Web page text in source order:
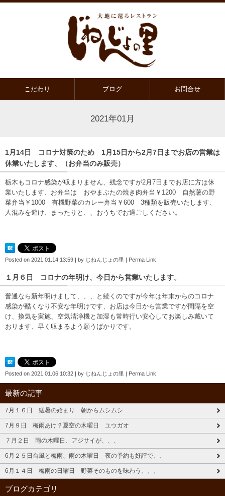
こだわり ブログ お問合せ
2021年01月
1月14日 コロナ対策のため 1月15日から2月7日までお店の営業は
休業いたします、（お弁当のみ販売）
栃木もコロナ感染が収まりません、残念ですが2月7日までお店に方は休
業いたします、お弁当は おやまぶたの焼き肉弁当￥1200 自然薯の野
菜弁当￥1000 有機野菜のカレー弁当￥600 3種類を販売いたします、
人混みを避け、まったりと、、おうちでお過ごしください。
Posted on 2021.01.14 13:59 | by じねんじょの里 | Perma Link
１月６日 コロナの年明け、今日から営業いたします。
普通なら新年明けまして、、、と続くのですが今年は年末からのコロナ
感染が酷くなり不安な年明けです、お店は今日から営業ですが間隔を空
け、換気を実施、空気清浄機と加湿も常時行い安心してお楽しみ戴いて
おります、早く収まるよう願うばかりです。
Posted on 2021.01.06 10:32 | by じねんじょの里 | Perma Link
最新の記事
7月１６日 猛暑の始まり 朝からムシムシ
7月９日 梅雨あけ？夏空の木曜日 ユウガオ
７月２日 雨の木曜日、アジサイが、、、
6月２５日台風と梅雨、雨の木曜日 夜の予約も好評で、、
6月１４日 梅雨の日曜日 野菜そのものを味わう、、、
ブログカテゴリ